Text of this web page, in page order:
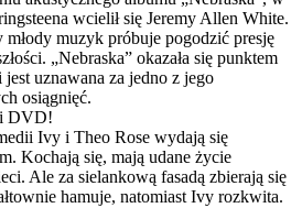
wcielił się Jeremy Allen White.
muzyk próbuje pogodzić presję
„Nebraska” okazała się punktem
uznawana za jedno z jego
osiągnięć.
i DVD!
Ivy i Theo Rose wydają się
Kochają się, mają udane życie
Ale za sielankową fasadą zbierają się
hamuje, natomiast Ivy rozkwita.